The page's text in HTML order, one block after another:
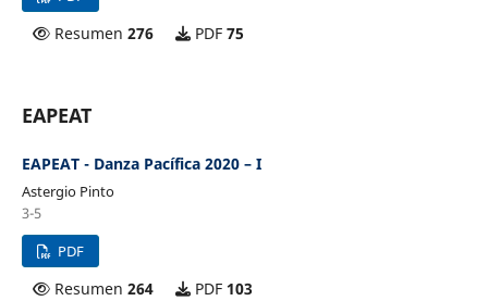
Resumen 276 PDF 75
EAPEAT
EAPEAT - Danza Pacífica 2020 – I
Astergio Pinto
3-5
PDF
Resumen 264 PDF 103